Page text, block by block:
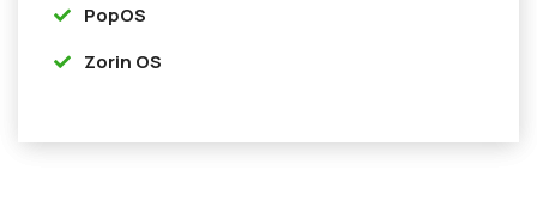
PopOS
Zorin OS